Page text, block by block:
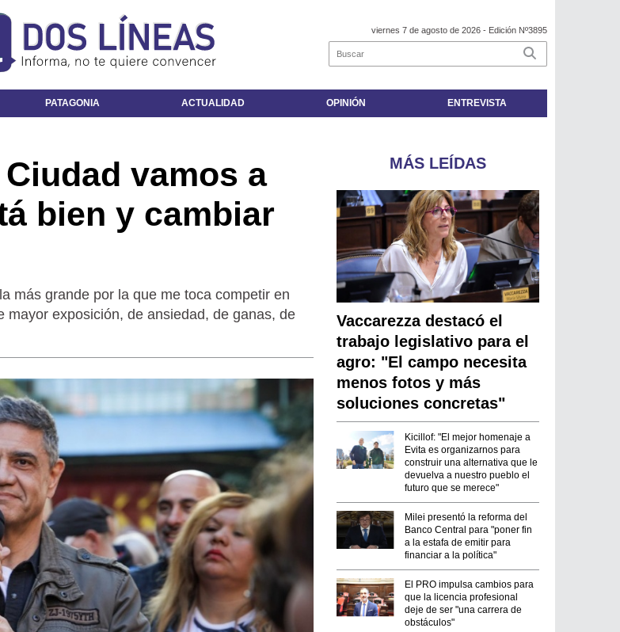
viernes 7 de agosto de 2026 - Edición Nº3895
PATAGONIA ACTUALIDAD OPINIÓN ENTREVISTA
vamos a
bien y cambiar
más grande por la que me toca competir en
exposición, de ansiedad, de ganas, de
MÁS LEÍDAS
Vaccarezza destacó el
trabajo legislativo para el
agro: "El campo necesita
menos fotos y más
soluciones concretas"
Kicillof: "El mejor homenaje a
Evita es organizarnos para
construir una alternativa que le
devuelva a nuestro pueblo el
futuro que se merece"
Milei presentó la reforma del
Banco Central para "poner fin
a la estafa de emitir para
financiar a la política"
El PRO impulsa cambios para
que la licencia profesional
deje de ser "una carrera de
obstáculos"